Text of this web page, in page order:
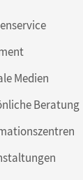
Medien
Beratung